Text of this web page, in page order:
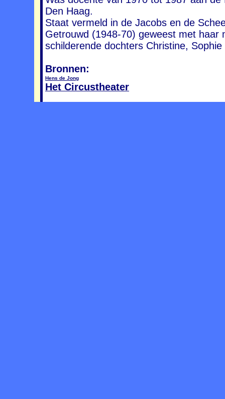
Den Haag.
Staat vermeld in de Jacobs en de
Getrouwd (1948-70) geweest met
schilderende dochters Christine,
Bronnen:
Hens de Jong
Het Circustheater